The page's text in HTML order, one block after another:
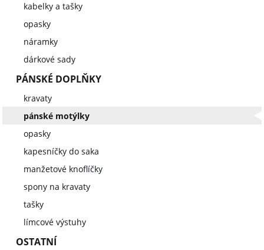
kabelky a tašky
opasky
náramky
dárkové sady
PÁNSKÉ DOPLŇKY
kravaty
pánské motýlky
opasky
kapesníčky do saka
manžetové knoflíčky
spony na kravaty
tašky
límcové výstuhy
OSTATNÍ